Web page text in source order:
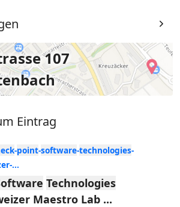
107
Eintrag
-point-software-technologies-
...
Technologies
Maestro Lab ...